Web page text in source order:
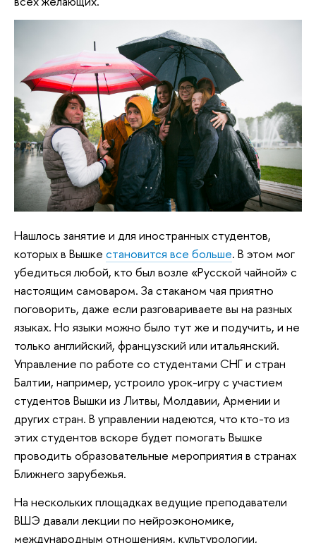
Нашлось занятие и для иностранных студентов,
которых в Вышке становится все больше. В этом мог
убедиться любой, кто был возле «Русской чайной» с
настоящим самоваром. За стаканом чая приятно
поговорить, даже если разговариваете вы на разных
языках. Но языки можно было тут же и подучить, и не
только английский, французский или итальянский.
Управление по работе со студентами СНГ и стран
Балтии, например, устроило урок-игру с участием
студентов Вышки из Литвы, Молдавии, Армении и
других стран. В управлении надеются, что кто-то из
этих студентов вскоре будет помогать Вышке
проводить образовательные мероприятия в странах
Ближнего зарубежья.
На нескольких площадках ведущие преподаватели
ВШЭ давали лекции по нейроэкономике,
международным отношениям, культурологии,